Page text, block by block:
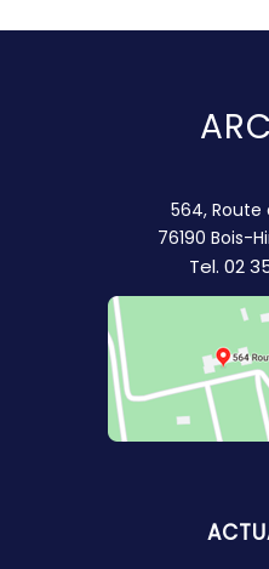
564,
76190 Bois-
Tel. 02